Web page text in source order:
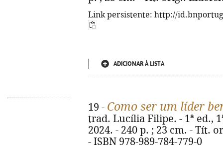
Link persistente: http://
ADICIONAR À LISTA
19 - Como ser um líder
trad. Lucília Filipe. - 1ª ed.,
2024. - 240 p. ; 23 cm. - Tít.
- ISBN 978-989-784-779-0